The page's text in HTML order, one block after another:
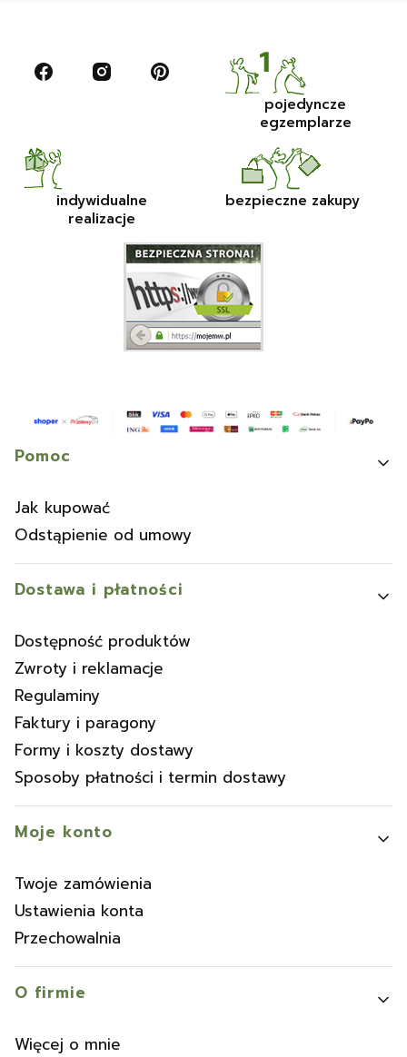
pojedyncze
egzemplarze
indywidualne
realizacje
bezpieczne zakupy
Linki w stopce
Pomoc
Jak kupować
Odstąpienie od umowy
Dostawa i płatności
Dostępność produktów
Zwroty i reklamacje
Regulaminy
Faktury i paragony
Formy i koszty dostawy
Sposoby płatności i termin dostawy
Moje konto
Twoje zamówienia
Ustawienia konta
Przechowalnia
O firmie
Więcej o mnie